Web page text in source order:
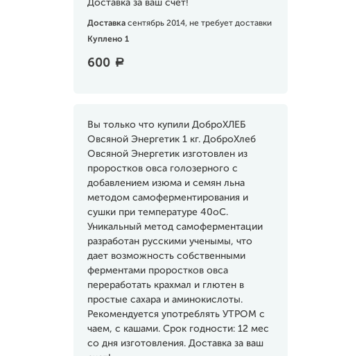
Доставка за ваш счет!
Доставка сентябрь 2014, не требует доставки
Куплено 1
600 a
Вы только что купили ДоброХЛЕБ
Овсяной Энергетик 1 кг. ДоброХлеб
Овсяной Энергетик изготовлен из
проростков овса голозерного с
добавлением изюма и семян льна
методом самоферментирования и
сушки при температуре 40оС.
Уникальный метод самоферментации
разработан русскими ученымы, что
дает возможность собственными
ферментами проростков овса
переработать крахмал и глютен в
простые сахара и аминокислоты.
Рекомендуется употреблять УТРОМ с
чаем, с кашами. Срок годности: 12 мес
со дня изготовления. Доставка за ваш